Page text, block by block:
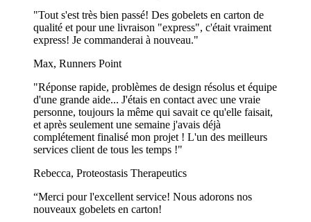
"Tout s'est très bien passé! Des gobelets en carton de
qualité et pour une livraison "express", c'était vraiment
express! Je commanderai à nouveau."
Max, Runners Point
"Réponse rapide, problèmes de design résolus et équipe
d'une grande aide... J'étais en contact avec une vraie
personne, toujours la même qui savait ce qu'elle faisait,
et après seulement une semaine j'avais déjà
complétement finalisé mon projet ! L'un des meilleurs
services client de tous les temps !"
Rebecca, Proteostasis Therapeutics
“Merci pour l'excellent service! Nous adorons nos
nouveaux gobelets en carton!